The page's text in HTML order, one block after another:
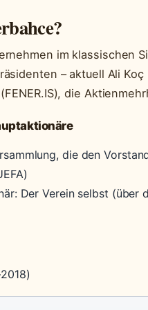
im klassischen
– aktuell Ali
die
die den
Der Verein selbst (über